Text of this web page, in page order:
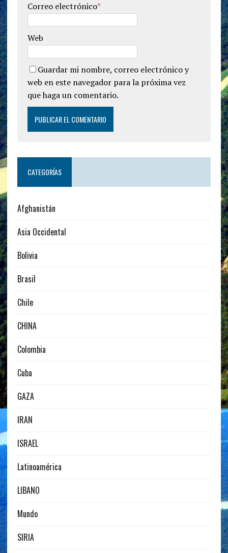
Correo electrónico*
Web
Guardar mi nombre, correo electrónico y
web en este navegador para la próxima vez
que haga un comentario.
CATEGORÍAS
Afghanistán
Asia Occidental
Bolivia
Brasil
Chile
CHINA
Colombia
Cuba
GAZA
IRAN
ISRAEL
Latinoamérica
LIBANO
Mundo
SIRIA